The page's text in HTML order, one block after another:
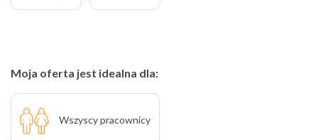
Moja oferta jest idealna dla:
Wszyscy pracownicy